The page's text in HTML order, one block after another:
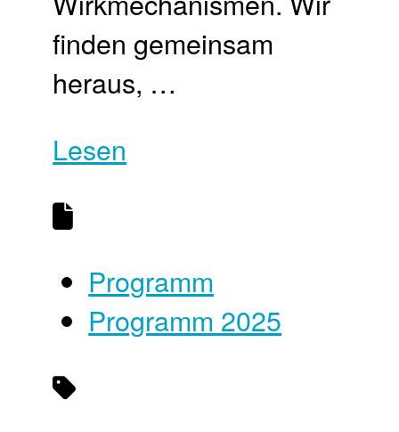
finden gemeinsam
heraus, …
Lesen
Programm
Programm 2025